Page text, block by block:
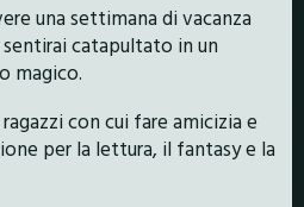
una settimana di vacanza
catapultato in un
magico.
con cui fare amicizia e
per la lettura, il fantasy e la